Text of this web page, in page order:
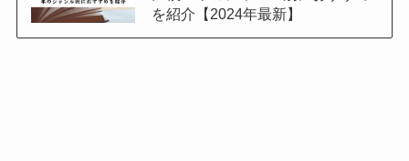
を紹介【2024年最新】